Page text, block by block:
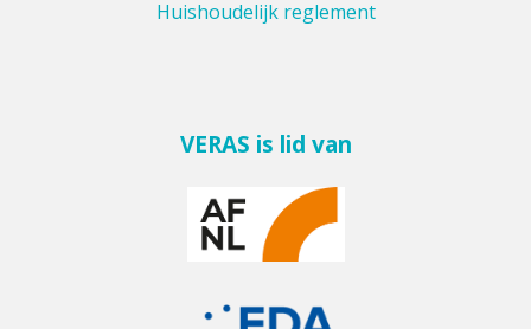
Huishoudelijk reglement
VERAS is lid van